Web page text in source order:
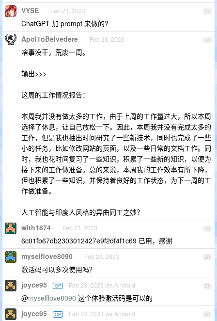
17
VYSE Feb 23, 2023
ChatGPT 加 prompt 来做的?
18
Apol1oBelvedere Feb 23, 2023
啥事没干，荒废一周。
输出>>>
这周的工作情况报告：
本周我并没有做太多的工作，由于上周的工作量过大，所以本周
选择了休息，让自己放松一下。因此，本周我并没有完成太多的
工作，但是我也抽出时间研究了一些新技术，同时也完成了一些
小的任务，比如修改网站的页面，以及一些日常的文档工作。同
时，我也花时间复习了一些知识，积累了一些新的知识，以便为
接下来的工作做准备。总的来说，本周我的工作效率有所下降，
但也积累了一些知识，并保持着良好的工作状态，为下一周的工
作做准备。
人工智能与印度人风格的异曲同工之妙？
19
with1874 Feb 23, 2023
6c01fb67db2303012427e9f2df4f1c69 已用，感谢
20
myselflove8090 Feb 23, 2023
激活码可以多次使用吗？
21
joyce95 OP Feb 23, 2023 via Android
@myselflove8090 这个体验激活码是可以的
22
joyce95 OP Feb 23, 2023 via Android